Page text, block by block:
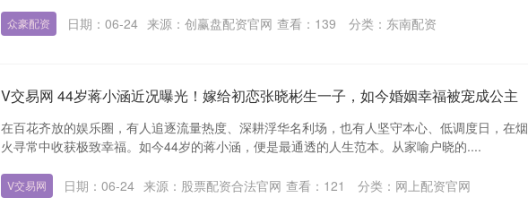
众豪配资 日期：06-24 来源：创赢盘配资官网 查看： 139 分类： 东南配资
V交易网 44岁蒋小涵近况曝光！嫁给初恋张晓彬生一子，如今婚姻幸福被宠成公主
在百花齐放的娱乐圈，有人追逐流量热度、深耕浮华名利场，也有人坚守本心、低调度日，在烟
火寻常中收获极致幸福。如今44岁的蒋小涵，便是最通透的人生范本。从家喻户晓的....
V交易网 日期：06-24 来源：股票配资合法官网 查看： 121 分类： 网上配资官网